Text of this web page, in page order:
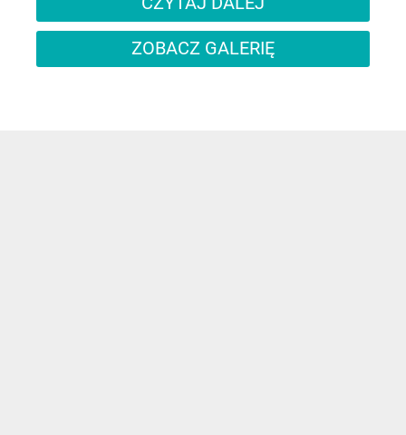
ZOBACZ GALERIĘ